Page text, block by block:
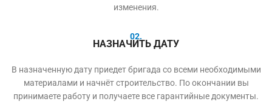
изменения.
02.
НАЗНАЧИТЬ ДАТУ
В назначенную дату приедет бригада со всеми необходимыми
материалами и начнёт строительство. По окончании вы
принимаете работу и получаете все гарантийные документы.